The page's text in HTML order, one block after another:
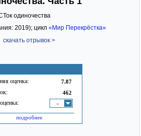
оценка: 7.87
462
-
подробнее
одиночества
2019); цикл «Мир Перекрёстка»
скачать отрывок >